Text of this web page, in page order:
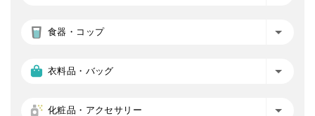
食器・コップ
衣料品・バッグ
化粧品・アクセサリー